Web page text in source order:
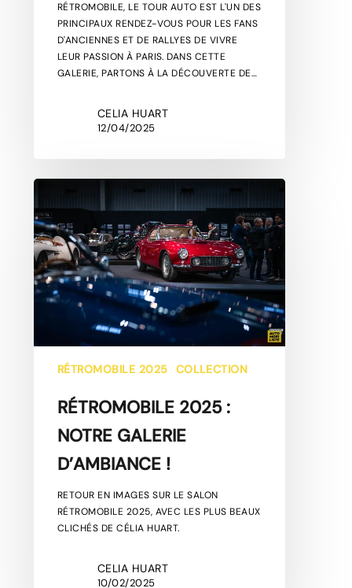
RÉTROMOBILE, LE TOUR AUTO EST L'UN DES
PRINCIPAUX RENDEZ-VOUS POUR LES FANS
D'ANCIENNES ET DE RALLYES DE VIVRE
LEUR PASSION À PARIS. DANS CETTE
GALERIE, PARTONS À LA DÉCOUVERTE DE…
CELIA HUART
12/04/2025
RÉTROMOBILE
:
NOTRE
GALERIE
D’AMBIANCE
!
RÉTROMOBILE 2025 COLLECTION
RÉTROMOBILE 2025 :
NOTRE GALERIE
D’AMBIANCE !
RETOUR EN IMAGES SUR LE SALON
RÉTROMOBILE 2025, AVEC LES PLUS BEAUX
CLICHÉS DE CÉLIA HUART.
CELIA HUART
10/02/2025